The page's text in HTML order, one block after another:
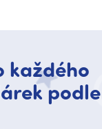
každého
podle